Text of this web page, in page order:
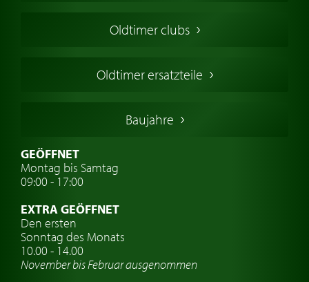
Englische Oldtimer
Deutsche Oldtimer
Schwedische Oldtimer
Oldtimer mit h-kennzeichen
Auto Oldtimer Markt
Oldtimer-Versicherung
Oldtimer-Clubs
Oldtimer-Reisen
Oldtimer clubs
Oldtimer ersatzteile
Baujahre
GEÖFFNET
Montag bis Samtag
09:00 - 17:00
EXTRA GEÖFFNET
Den ersten
Sonntag des Monats
10.00 - 14.00
November bis Februar ausgenommen